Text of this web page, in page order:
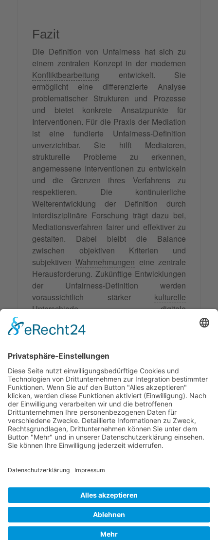
Fazit
Die Definition von Unfairness hat sich zu
einem zentralen Konzept in der modernen
Konfliktbearbeitung entwickelt. Sie
ermöglicht eine differenzierte Analyse
problematischer Strukturen und Prozesse
und bietet konkrete Ansatzpunkte für
Interventionen. Für die Praxis der Mediation
ist eine fundierte Unfairness-Definition
unverzichtbar. Sie hilft Mediatoren,
strukturelle Probleme zu erkennen,
angemessene Interventionen zu entwickeln
und die Grenzen ihres Verfahrens zu
respektieren. Die kontinuierliche
Weiterentwicklung der Definition durch
interdisziplinäre Forschung trägt dazu bei,
Mediationsverfahren fairer und effektiver zu
gestalten. Dabei bleibt die Balance
zwischen objektiven Kriterien und
subjektivenWahrnehmungen eine zentrale
Herausforderung. Zukünftige Entwicklungen
der Unfairness-Definition werden
voraussichtlich stärker kulturelle
Unterschiede, digitale
gesellschaftliche Veränderungen
Grundprinzipien – Transparenz,
Partizipation und Ausgleich von
Machtungleichgewichten – bleiben jedoch
zeitlos relevant für faireKonfliktlösungen.
© 2026 Frank Hartung Ihr Mediator bei Konflikten in Familie,
Frank Hartung - Familien- und Wirtschaftsmediator
263 Bewertungen auf ProvenExpert.com